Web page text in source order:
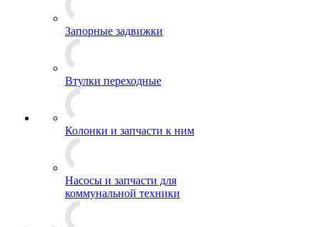
Запорные задвижки
Втулки переходные
Колонки и запчасти к ним
Насосы и запчасти для
коммунальной техники